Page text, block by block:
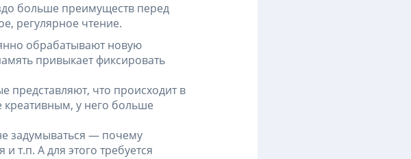
больше преимуществ перед
регулярное чтение.
обрабатывают новую
привыкает фиксировать
представляют, что происходит в
креативным, у него больше
задумываться — почему
т.п. А для этого требуется